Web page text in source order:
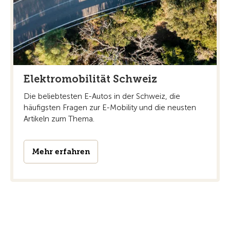
Elektromobilität Schweiz
Die beliebtesten E-Autos in der Schweiz, die
häufigsten Fragen zur E-Mobility und die neusten
Artikeln zum Thema.
Mehr erfahren